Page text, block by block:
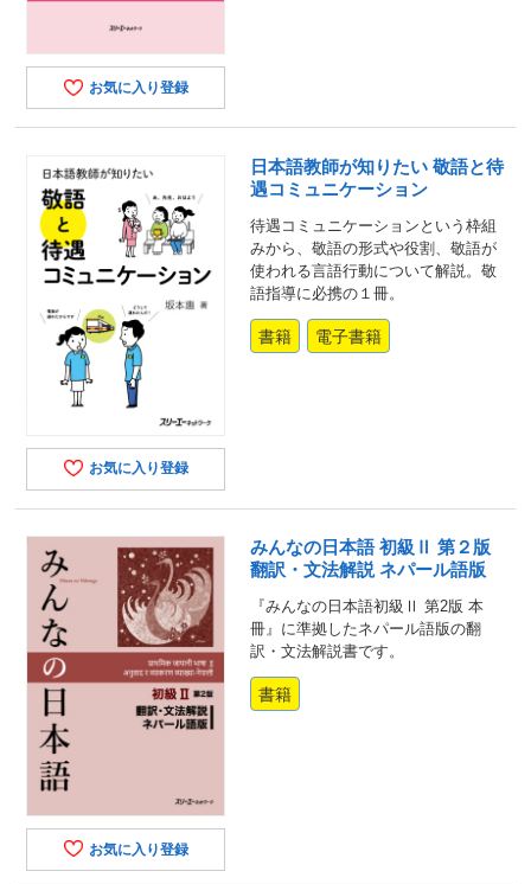
お気に入り登録
お気に入り登録
日本語教師が知りたい 敬語と待
遇コミュニケーション
待遇コミュニケーションという枠組
みから、敬語の形式や役割、敬語が
使われる言語行動について解説。敬
語指導に必携の１冊。
書籍 電子書籍
お気に入り登録
みんなの日本語 初級Ⅱ 第２版
翻訳・文法解説 ネパール語版
『みんなの日本語初級Ⅱ 第2版 本
冊』に準拠したネパール語版の翻
訳・文法解説書です。
書籍